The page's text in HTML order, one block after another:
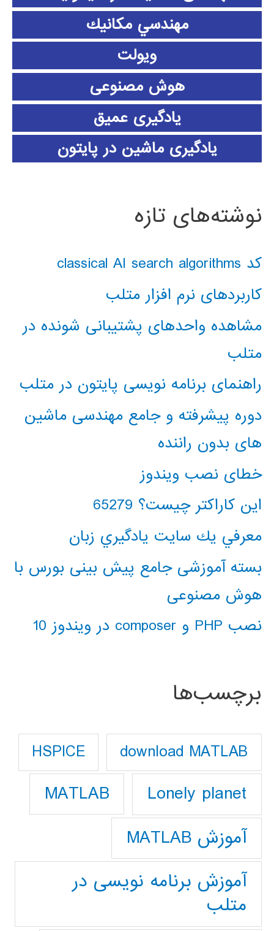
مهندسي مكانيك
ویولت
هوش مصنوعی
یادگیری عمیق
یادگیری ماشین در پایتون
نوشته‌های تازه
کد classical AI search algorithms
کاربردهای نرم افزار متلب
مشاهده واحدهای پشتیبانی شونده در
متلب
راهنمای برنامه نویسی پایتون در متلب
دوره پیشرفته و جامع مهندسی ماشین
های بدون راننده
خطای نصب ویندوز
این کاراکتر چیست؟ 65279
معرفي يك سايت يادگيري زبان
بسته آموزشی جامع پیش بینی بورس با
هوش مصنوعی
نصب PHP و composer در ویندوز 10
برچسب‌ها
download MATLAB
HSPICE
Lonely planet
MATLAB
آموزش MATLAB
آموزش برنامه نویسی در
متلب